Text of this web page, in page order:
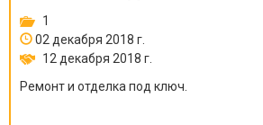
1
02 декабря 2018 г.
12 декабря 2018 г.
Ремонт и отделка под ключ.